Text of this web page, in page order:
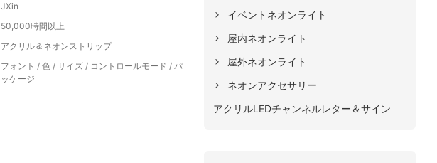
JXin
50,000時間以上
アクリル＆ネオンストリップ
フォント / 色 / サイズ / コントロールモード / パ
ッケージ
イベントネオンライト
屋内ネオンライト
屋外ネオンライト
ネオンアクセサリー
アクリルLEDチャンネルレター＆サイン